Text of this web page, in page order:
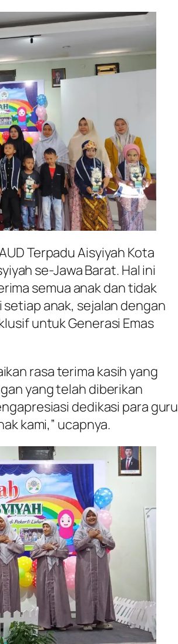
Terpadu Aisyiyah Kota
se-Jawa Barat. Hal ini
semua anak dan tidak
anak, sejalan dengan
untuk Generasi Emas
rasa terima kasih yang
yang telah diberikan
dedikasi para guru
kami,” ucapnya.